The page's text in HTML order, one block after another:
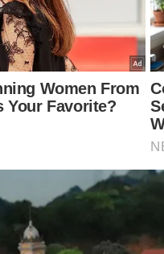
final dessa
de estar flutuando